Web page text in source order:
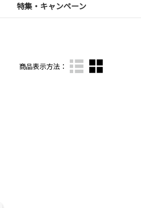
特集・キャンペーン
商品表示方法：